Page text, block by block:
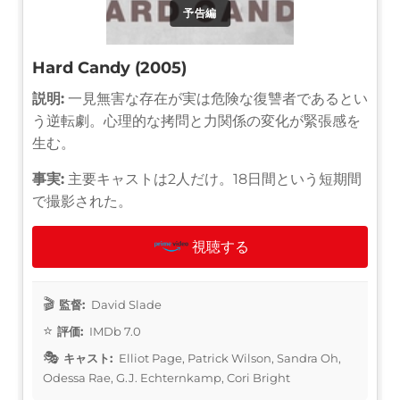
予告編
Hard Candy (2005)
説明: 一見無害な存在が実は危険な復讐者であるとい
う逆転劇。心理的な拷問と力関係の変化が緊張感を
生む。
事実: 主要キャストは2人だけ。18日間という短期間
で撮影された。
視聴する
監督: David Slade
評価: IMDb 7.0
キャスト: Elliot Page, Patrick Wilson, Sandra Oh,
Odessa Rae, G.J. Echternkamp, Cori Bright